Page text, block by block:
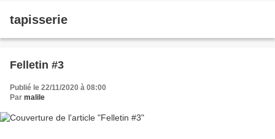
tapisserie
Felletin #3
Publié le 22/11/2020 à 08:00
Par malile